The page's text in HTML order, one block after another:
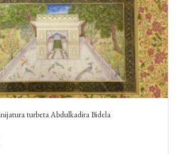
turbeta Abdulkadira Bidela